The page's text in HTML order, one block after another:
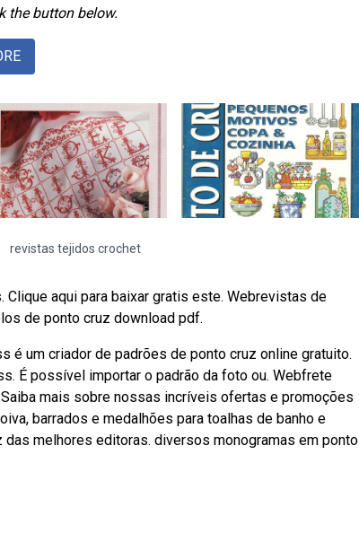
the button below.
revistas tejidos crochet
aqui para baixar gratis este. Webrevistas de
de ponto cruz download pdf.
um criador de padrões de ponto cruz online gratuito.
É possível importar o padrão da foto ou. Webfrete
mais sobre nossas incríveis ofertas e promoções
barrados e medalhões para toalhas de banho e
melhores editoras. diversos monogramas em ponto